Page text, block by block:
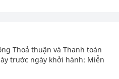
Thoả thuận và Thanh toán
trước ngày khởi hành: Miễn